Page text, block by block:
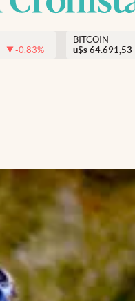
-0.83%
BITCOIN
u$s 64.691,53